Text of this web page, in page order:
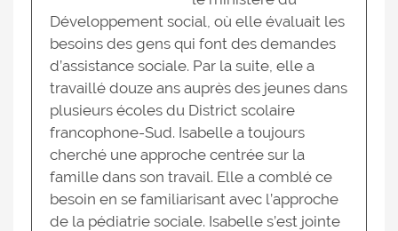
Développement social, où elle évaluait les
besoins des gens qui font des demandes
d’assistance sociale. Par la suite, elle a
travaillé douze ans auprès des jeunes dans
plusieurs écoles du District scolaire
francophone-Sud. Isabelle a toujours
cherché une approche centrée sur la
famille dans son travail. Elle a comblé ce
besoin en se familiarisant avec l’approche
de la pédiatrie sociale. Isabelle s’est jointe